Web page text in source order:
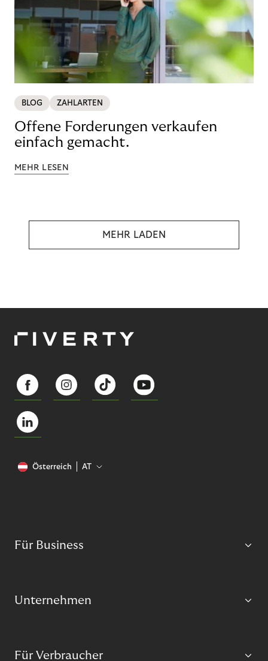
BLOG ZAHLARTEN
Offene Forderungen verkaufen
einfach gemacht.
MEHR LESEN
MEHR LADEN
Österreich AT
Für Business
Unternehmen
Für Verbraucher